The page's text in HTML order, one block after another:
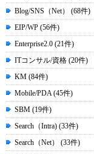
Blog/SNS（Net） (68件)
EIP/WP (56件)
Enterprise2.0 (21件)
ITコンサル/資格 (20件)
KM (84件)
Mobile/PDA (45件)
SBM (19件)
Search（Intra) (33件)
Search（Net） (33件)